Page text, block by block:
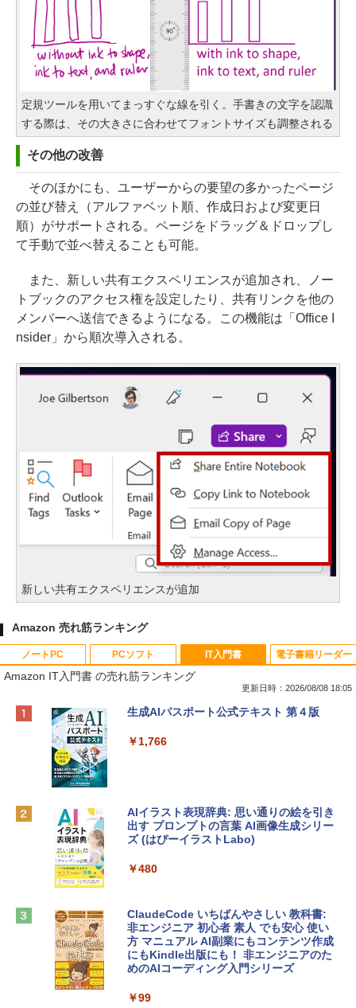
定規ツールを用いてまっすぐな線を引く。手書きの文字を認識
する際は、その大きさに合わせてフォントサイズも調整される
その他の改善
そのほかにも、ユーザーからの要望の多かったページ
の並び替え（アルファベット順、作成日および変更日
順）がサポートされる。ページをドラッグ＆ドロップし
て手動で並べ替えることも可能。
また、新しい共有エクスペリエンスが追加され、ノー
トブックのアクセス権を設定したり、共有リンクを他の
メンバーへ送信できるようになる。この機能は「Office I
nsider」から順次導入される。
新しい共有エクスペリエンスが追加
Amazon 売れ筋ランキング
ノートPC
Apple 2026 MacBook Neo A18 Proチッ
e Intelligenceのために設計、Liquid Ret
￥131,111
ンケース Dell NEC Lavie ASUS HP dyna
￥2,952
Apple 2026 MacBook Air M5チップ搭載
13インチノートブック：AIとApple Intell
スプレイ、16GBユニファイドメモリ、1
PCソフト
Robloxギフトカード - 800 Robux 【限
インゲームコード】 ロブロックス | オン
Robloxギフトカード - 1000 Robux 【限
定バーチャルアイテムを含む】 【オンラ
ラインコード版
Microsoft Office Home & Business 202
4(最新 永続版)|オンラインコード版|Wind
ows11、10/mac対応|PC2台
￥39,582
IT入門書
Amazon IT入門書 の売れ筋ランキング
更新日時：2026/08/08 18:05
生成AIパスポート公式テキスト 第４版
￥1,766
AIイラスト表現辞典: 思い通りの絵を引き
出す プロンプトの言葉 AI画像生成シリー
ズ (はぴーイラストLabo)
￥480
ClaudeCode いちばんやさしい 教科書:
非エンジニア 初心者 素人 でも安心 使い
方 マニュアル AI副業にもコンテンツ作成
にもKindle出版にも！ 非エンジニアのた
めのAIコーディング入門シリーズ
￥99
電子書籍リーダー